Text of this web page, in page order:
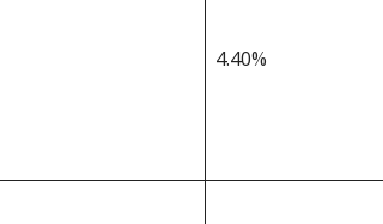
4.40%